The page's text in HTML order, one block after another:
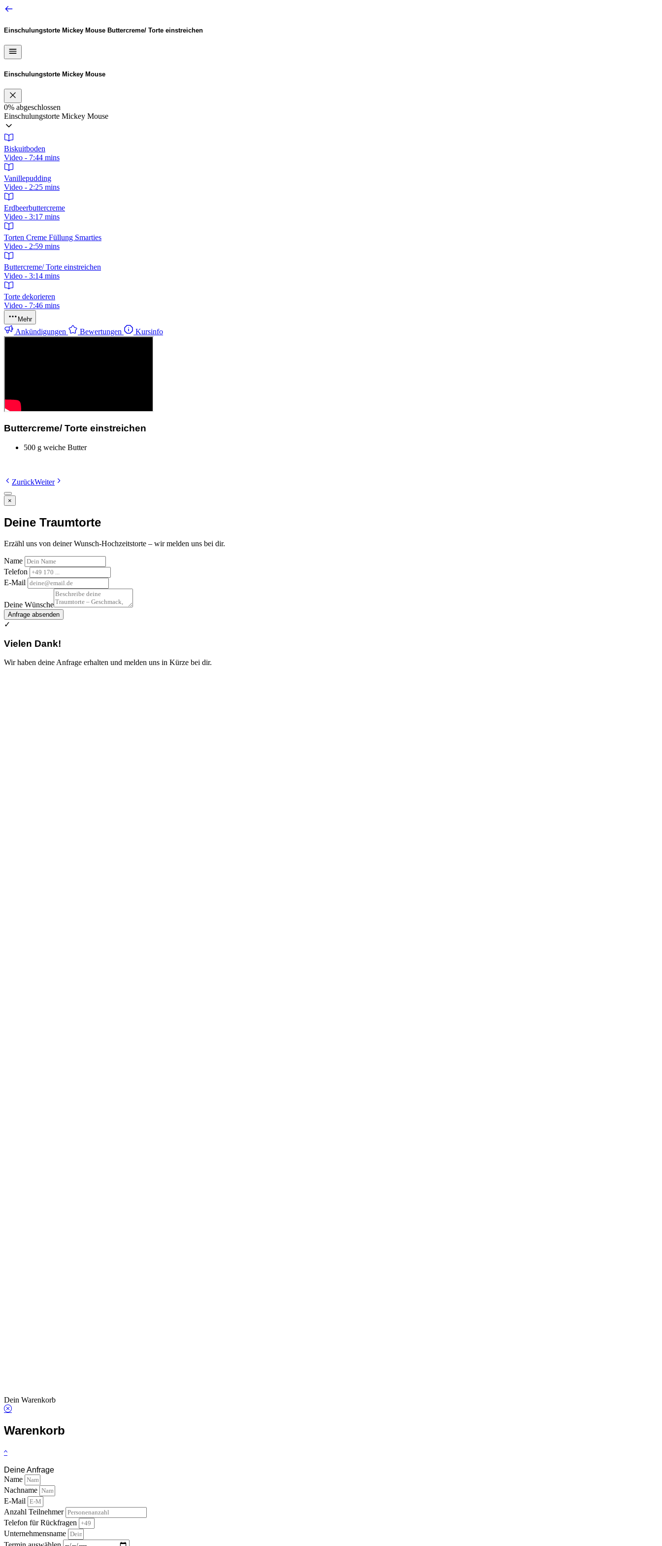
Einschulungstorte Mickey Mouse Buttercreme/ Torte einstreichen
Einschulungstorte Mickey Mouse
0% abgeschlossen
Einschulungstorte Mickey Mouse
Biskuitboden
Video - 7:44 mins
Vanillepudding
Video - 2:25 mins
Erdbeerbuttercreme
Video - 3:17 mins
Torten Creme Füllung Smarties
Video - 2:59 mins
Buttercreme/ Torte einstreichen
Video - 3:14 mins
Torte dekorieren
Video - 7:46 mins
Mehr
Ankündigungen Bewertungen Kursinfo
Buttercreme/ Torte einstreichen
500 g weiche Butter
ZurückWeiter
×
Deine Traumtorte
Erzähl uns von deiner Wunsch-Hochzeitstorte – wir melden uns bei dir.
Name
Telefon
E-Mail
Deine Wünsche
Anfrage absenden
✓
Vielen Dank!
Wir haben deine Anfrage erhalten und melden uns in Kürze bei dir.
for:
Dein Warenkorb
Warenkorb
Deine Anfrage
Name
Nachname
E-Mail
Anzahl Teilnehmer
Telefon für Rückfragen
Unternehmensname